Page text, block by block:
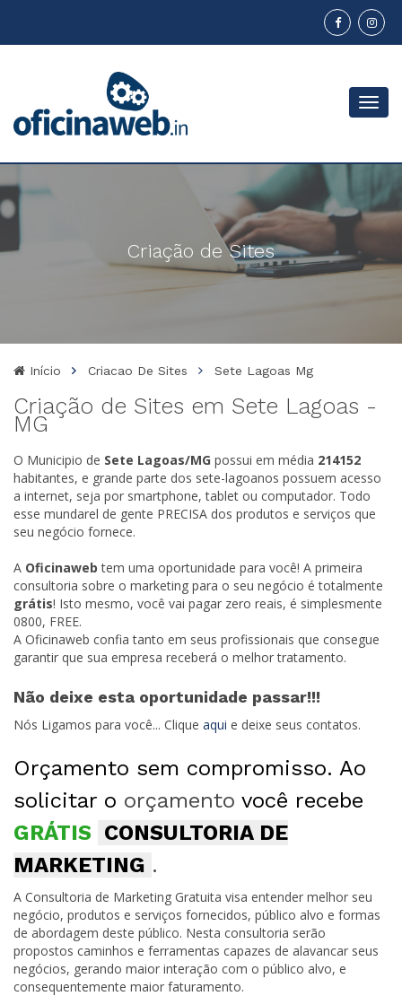
Menu
Criação de Sites
Início Criacao De Sites Sete Lagoas Mg
Criação de Sites em Sete Lagoas -
MG
O Municipio de Sete Lagoas/MG possui em média 214152
habitantes, e grande parte dos sete-lagoanos possuem acesso
a internet, seja por smartphone, tablet ou computador. Todo
esse mundarel de gente PRECISA dos produtos e serviços que
seu negócio fornece.
A Oficinaweb tem uma oportunidade para você! A primeira
consultoria sobre o marketing para o seu negócio é totalmente
grátis! Isto mesmo, você vai pagar zero reais, é simplesmente
0800, FREE.
A Oficinaweb confia tanto em seus profissionais que consegue
garantir que sua empresa receberá o melhor tratamento.
Não deixe esta oportunidade passar!!!
Nós Ligamos para você... Clique aqui e deixe seus contatos.
Orçamento sem compromisso. Ao
solicitar o orçamento você recebe
GRÁTIS CONSULTORIA DE
MARKETING .
A Consultoria de Marketing Gratuita visa entender melhor seu
negócio, produtos e serviços fornecidos, público alvo e formas
de abordagem deste público. Nesta consultoria serão
propostos caminhos e ferramentas capazes de alavancar seus
negócios, gerando maior interação com o público alvo, e
consequentemente maior faturamento.